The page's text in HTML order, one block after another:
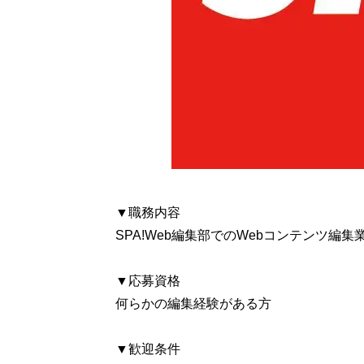
▼職務内容
SPA!Web編集部でのWebコンテンツ編集
▼応募資格
何らかの編集経験がある方
▼歓迎条件